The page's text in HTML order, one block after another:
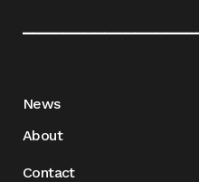
News
About
Contact